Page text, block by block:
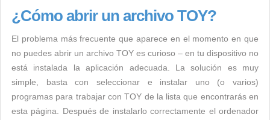
¿Cómo abrir un archivo TOY?
El problema más frecuente que aparece en el momento en que
no puedes abrir un archivo TOY es curioso – en tu dispositivo no
está instalada la aplicación adecuada. La solución es muy
simple, basta con seleccionar e instalar uno (o varios)
programas para trabajar con TOY de la lista que encontrarás en
esta página. Después de instalarlo correctamente el ordenador